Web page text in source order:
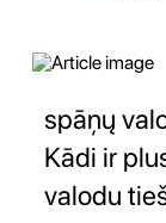
spāņų
Kādi ir
valodu